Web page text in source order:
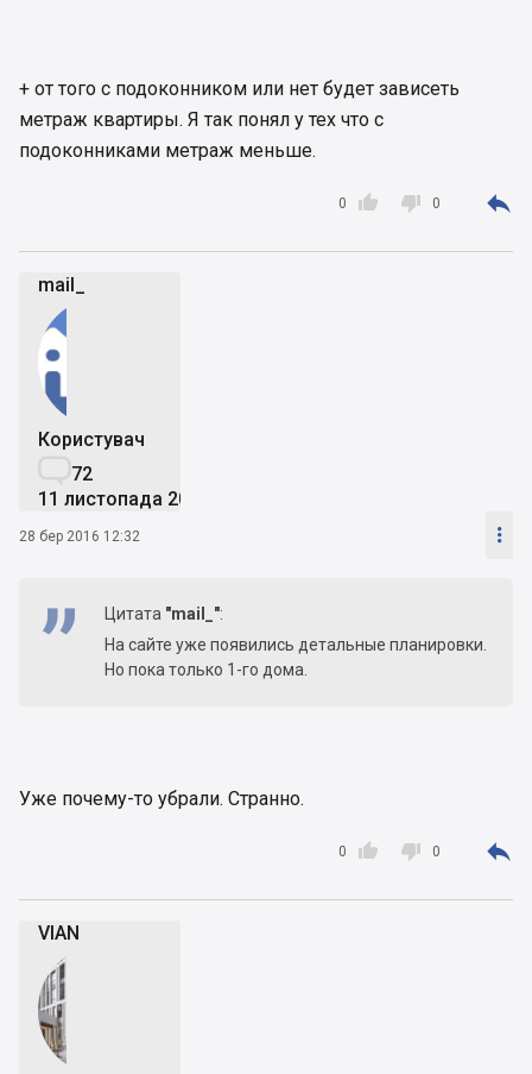
+ от того с подоконником или нет будет зависеть
метраж квартиры. Я так понял у тех что с
подоконниками метраж меньше.

0  0 
mail_
Користувач
72
11 листопада 2015
28 бер 2016 12:32 
Цитата "mail_":
На сайте уже появились детальные планировки.
Но пока только 1-го дома.
Уже почему-то убрали. Странно.

0  0 
VIAN